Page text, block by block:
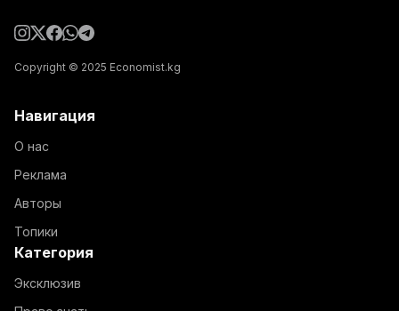
Copyright © 2025 Economist.kg
Навигация
О нас
Реклама
Авторы
Топики
Категория
Эксклюзив